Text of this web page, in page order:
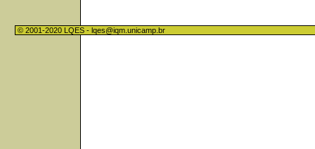
© 2001-2020 LQES - lqes@iqm.unicamp.br